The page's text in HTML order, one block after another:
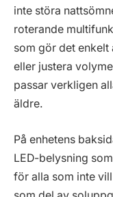
inte störa
roterande
som gör det
eller justera
passar verkligen
äldre.
På enhetens
LED-belysning
för alla som inte